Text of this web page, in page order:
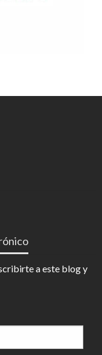
a este blog y